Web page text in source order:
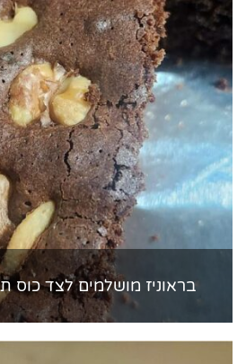
בראוניז מושלמים לצד כוס